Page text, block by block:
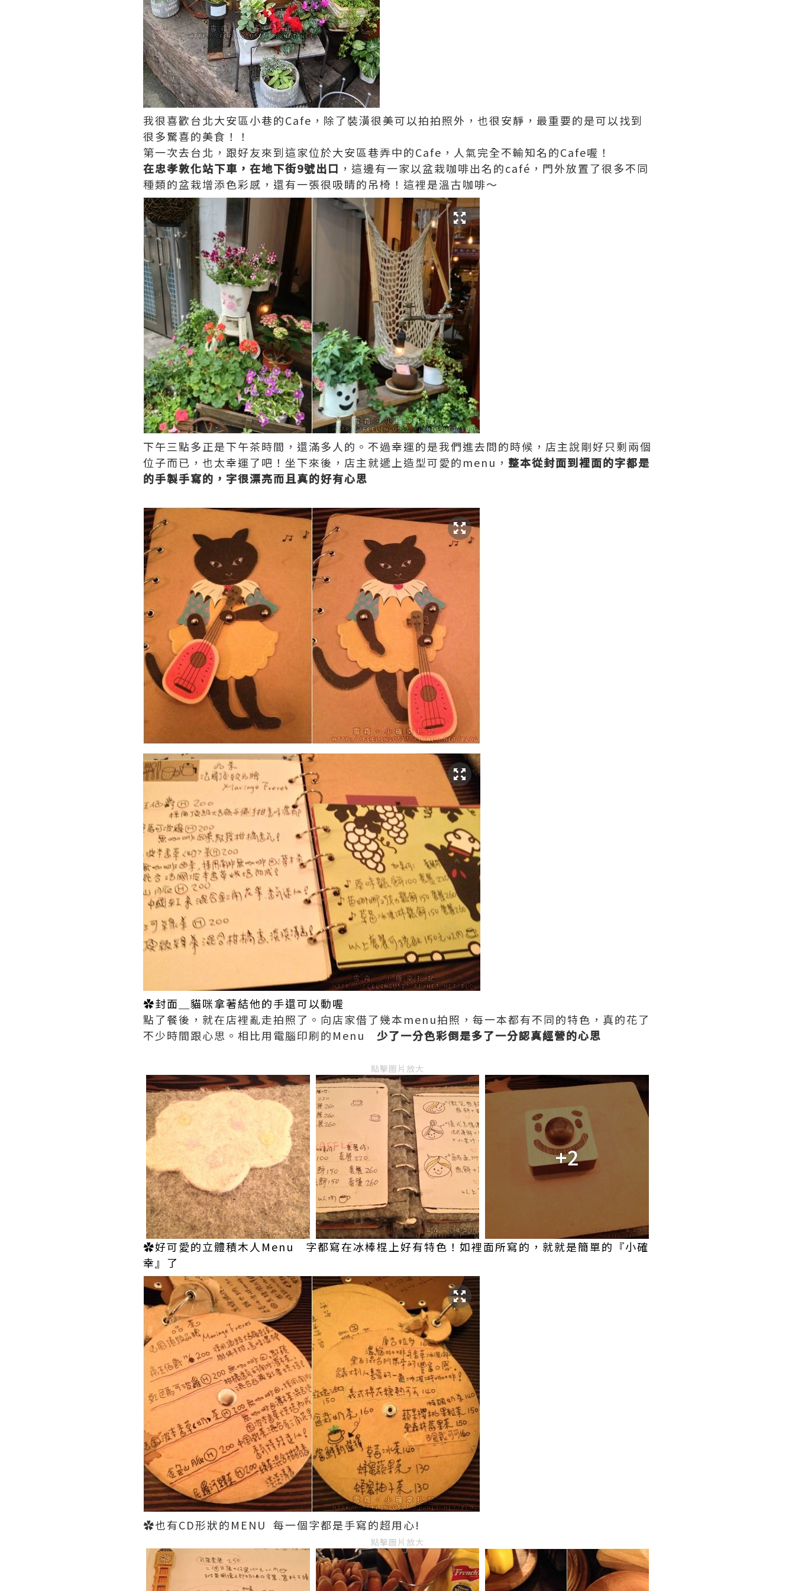
我很喜歡台北大安區小巷的Cafe，除了裝潢很美可以拍拍照外，也很安靜，最重要的是可以找到
很多驚喜的美食！！
第一次去台北，跟好友來到這家位於大安區巷弄中的Cafe，人氣完全不輸知名的Cafe喔！
在忠孝敦化站下車，在地下街9號出口 ，這邊有一家以盆栽咖啡出名的café，門外放置了很多不同
種類的盆栽增添色彩感，還有一張很吸睛的吊椅！這裡是溫古咖啡～
下午三點多正是下午茶時間，還滿多人的。不過幸運的是我們進去問的時候，店主說剛好只剩兩個
位子而已，也太幸運了吧！坐下來後，店主就遞上造型可愛的menu， 整本從封面到裡面的字都是
的手製手寫的，字很漂亮而且真的好有心思
✿封面＿貓咪拿著結他的手還可以動喔
點了餐後，就在店裡亂走拍照了。向店家借了幾本menu拍照，每一本都有不同的特色，真的花了
不少時間跟心思。相比用電腦印刷的Menu 少了一分色彩倒是多了一分認真經營的心思
點擊圖片放大
+2
✿好可愛的立體積木人Menu 字都寫在冰棒棍上好有特色！如裡面所寫的，就就是簡單的『小確
幸』了
✿也有CD形狀的MENU 每一個字都是手寫的超用心!
點擊圖片放大